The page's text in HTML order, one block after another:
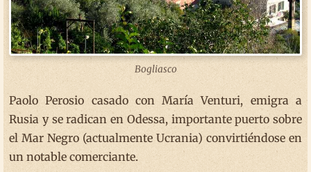
Bogliasco
Paolo Perosio casado con María Venturi, emigra a
Rusia y se radican en Odessa, importante puerto sobre
el Mar Negro (actualmente Ucrania) convirtiéndose en
un notable comerciante.